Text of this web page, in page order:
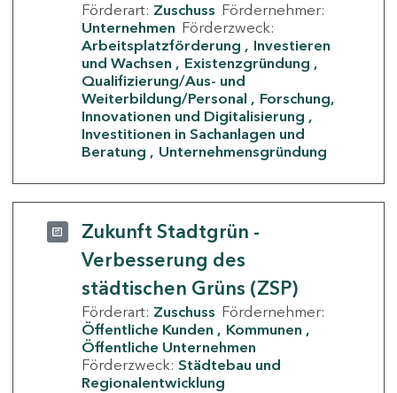
Förderart: Zuschuss Fördernehmer:
Unternehmen Förderzweck:
Arbeitsplatzförderung
Investieren
und Wachsen
Existenzgründung
Qualifizierung/Aus- und
Weiterbildung/Personal
Forschung,
Innovationen und Digitalisierung
Investitionen in Sachanlagen und
Beratung
Unternehmensgründung
Zukunft Stadtgrün -
Verbesserung des
städtischen Grüns (ZSP)
Förderart: Zuschuss Fördernehmer:
Öffentliche Kunden
Kommunen
Öffentliche Unternehmen
Förderzweck: Städtebau und
Regionalentwicklung